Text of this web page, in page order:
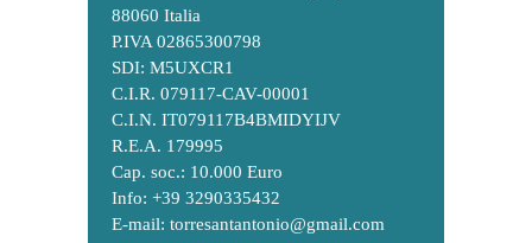
88060 Italia
P.IVA 02865300798
SDI: M5UXCR1
C.I.R. 079117-CAV-00001
C.I.N. IT079117B4BMIDYIJV
R.E.A. 179995
Cap. soc.: 10.000 Euro
Info: +39 3290335432
E-mail: torresantantonio@gmail.com